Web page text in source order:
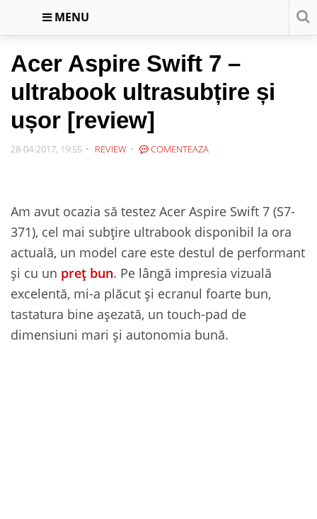
MENU
Acer Aspire Swift 7 –
ultrabook ultrasubțire și
ușor [review]
28-04-2017, 19:55 REVIEW COMENTEAZA
Am avut ocazia să testez Acer Aspire Swift 7 (S7-
371), cel mai subțire ultrabook disponibil la ora
actuală, un model care este destul de performant
și cu un preț bun. Pe lângă impresia vizuală
excelentă, mi-a plăcut și ecranul foarte bun,
tastatura bine așezată, un touch-pad de
dimensiuni mari și autonomia bună.